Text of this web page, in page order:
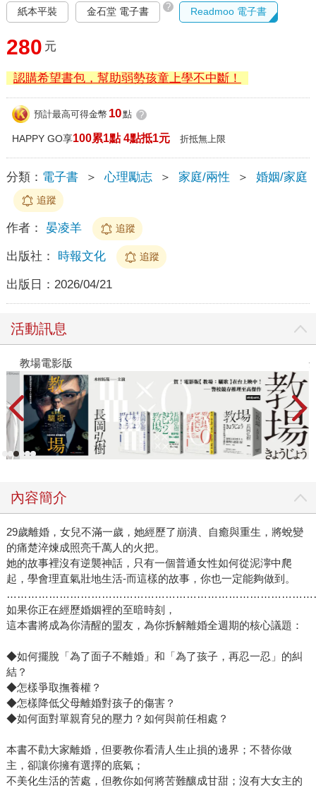
紙本平裝 金石堂 電子書 ? Readmoo 電子書
280 元
認購希望書包，幫助弱勢孩童上學不中斷！
預計最高可得金幣 10點 ?
HAPPY GO享100累1點 4點抵1元 折抵無上限
分類： 電子書 ＞ 心理勵志 ＞ 家庭/兩性 ＞ 婚姻/家庭
追蹤
作者： 晏凌羊 追蹤
出版社： 時報文化 追蹤
出版日： 2026/04/21
活動訊息
教場電影版
內容簡介
29歲離婚，女兒不滿一歲，她經歷了崩潰、自癒與重生，將蛻變
的痛楚淬煉成照亮千萬人的火把。
她的故事裡沒有逆襲神話，只有一個普通女性如何從泥濘中爬
起，學會理直氣壯地生活-而這樣的故事，你也一定能夠做到。
如果你正在經歷婚姻裡的至暗時刻，
這本書將成為你清醒的盟友，為你拆解離婚全週期的核心議題：
◆如何擺脫「為了面子不離婚」和「為了孩子，再忍一忍」的糾
結？
◆怎樣爭取撫養權？
◆怎樣降低父母離婚對孩子的傷害？
◆如何面對單親育兒的壓力？如何與前任相處？
本書不勸大家離婚，但要教你看清人生止損的邊界；不替你做
主，卻讓你擁有選擇的底氣；
不美化生活的苦處，但教你如何將苦難釀成甘甜；沒有大女主的